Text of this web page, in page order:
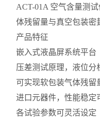
ACT-01A 空气含量测
体残留量与真空包装密
产品特征
嵌入式液晶屏系统平台
压差测试原理，液位分
可实现软包装气体残留
进口元器件，性能稳定
各试验参数可灵活设定